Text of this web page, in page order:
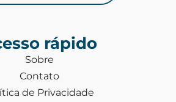
rápido
Sobre
Contato
de Privacidade